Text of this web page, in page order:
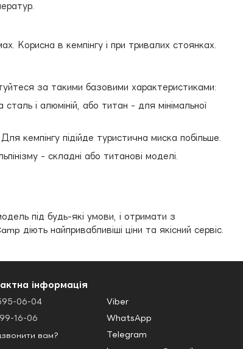
Корисна в кемпінгу і при тривалих стоянках.
за такими базовими характеристиками:
і алюміній, або титан - для мінімальної
кемпінгу підійде туристична миска побільше.
- складні або титанові моделі.
під будь-які умови, і отримати з
діють найпривабливіші ціни та якісний сервіс.
інформація
06-04
16-06
вам?
Viber
WhatsApp
Telegram